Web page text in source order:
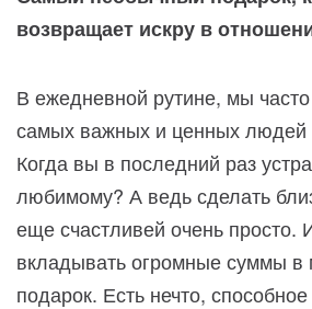
возвращает искру в
В ежедневной рутине, мы
самых важных и ценных людей
Когда вы в последний раз
любимому? А ведь сделать
еще счастливей очень просто.
вкладывать огромные суммы в
подарок. Есть нечто,